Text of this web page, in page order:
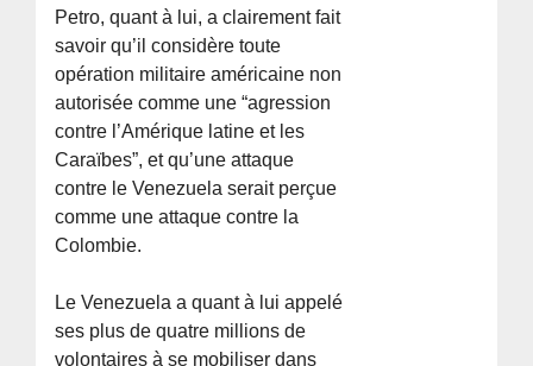
Petro, quant à lui, a clairement fait
savoir qu’il considère toute
opération militaire américaine non
autorisée comme une “agression
contre l’Amérique latine et les
Caraïbes”, et qu’une attaque
contre le Venezuela serait perçue
comme une attaque contre la
Colombie.
Le Venezuela a quant à lui appelé
ses plus de quatre millions de
volontaires à se mobiliser dans